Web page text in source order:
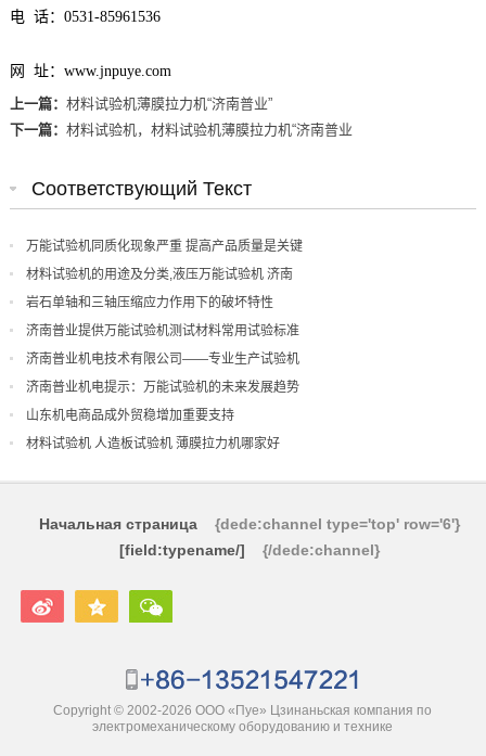
电 话：0531-85961536
网 址：www.jnpuye.com
上一篇： 材料试验机薄膜拉力机“济南普业”
下一篇： 材料试验机，材料试验机薄膜拉力机“济南普业
Соответствующий Текст
万能试验机同质化现象严重 提高产品质量是关键
材料试验机的用途及分类,液压万能试验机 济南
岩石单轴和三轴压缩应力作用下的破坏特性
济南普业提供万能试验机测试材料常用试验标准
济南普业机电技术有限公司——专业生产试验机
济南普业机电提示：万能试验机的未来发展趋势
山东机电商品成外贸稳增加重要支持
材料试验机 人造板试验机 薄膜拉力机哪家好
Начальная страница
{dede:channel type='top' row='6'}
[field:typename/]
{/dede:channel}
Copyright © 2002-2026 ООО «Пуе» Цзинаньская компания по
электромеханическому оборудованию и технике